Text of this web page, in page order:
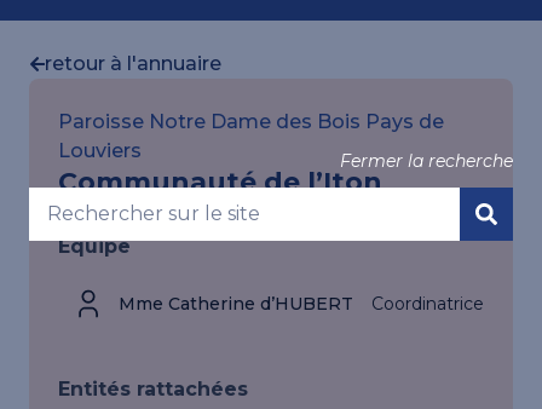
Fermer la recherche
retour à l'annuaire
Paroisse Notre Dame des Bois Pays de
Louviers
Communauté de l’Iton
Équipe
Mme Catherine d’HUBERT Coordinatrice
Entités rattachées